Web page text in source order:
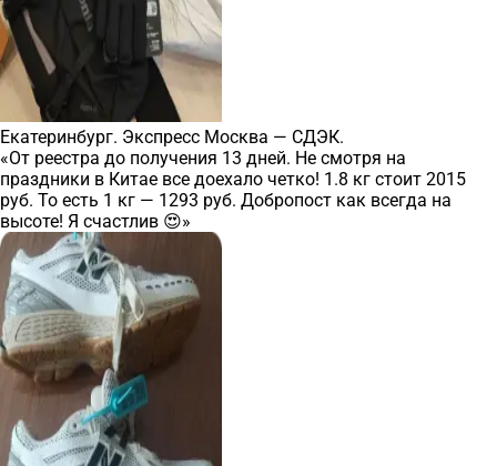
Екатеринбург. Экспресс Москва — СДЭК.
«От реестра до получения 13 дней. Не смотря на
праздники в Китае все доехало четко! 1.8 кг стоит 2015
руб. То есть 1 кг — 1293 руб. Добропост как всегда на
высоте! Я счастлив 😍»